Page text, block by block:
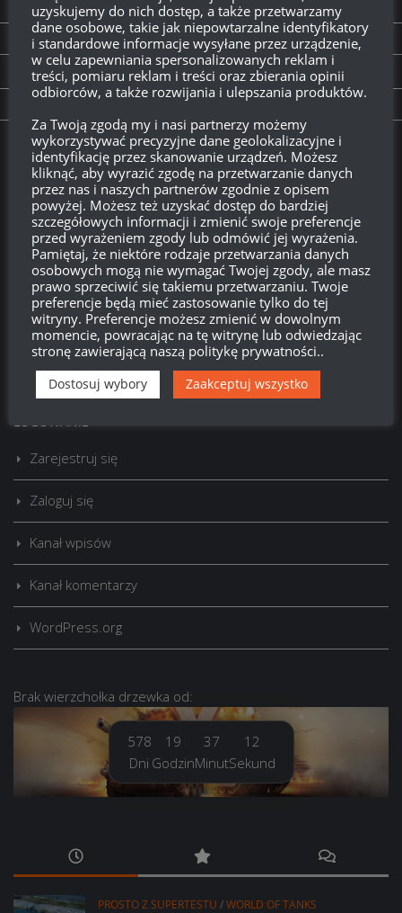
NEXT STORY
Chrysler K Grand Finals
PREVIOUS STORY
Czołgi Sci-fi w World of Tanks
Twitch.tv - Zurugula
Szukaj:
LOGOWANIE
Zarejestruj się
Zaloguj się
Kanał wpisów
Kanał komentarzy
WordPress.org
Brak wierzchołka drzewka od:
578
Dni
19
Godzin
37
Minut
12
Sekund
PROSTO Z SUPERTESTU /WORLD OF TANKS
uzyskujemy do nich dostęp, a także przetwarzamy
dane osobowe, takie jak niepowtarzalne identyfikatory
i standardowe informacje wysyłane przez urządzenie,
w celu zapewniania spersonalizowanych reklam i
treści, pomiaru reklam i treści oraz zbierania opinii
odbiorców, a także rozwijania i ulepszania produktów.
Za Twoją zgodą my i nasi partnerzy możemy
wykorzystywać precyzyjne dane geolokalizacyjne i
identyfikację przez skanowanie urządzeń. Możesz
kliknąć, aby wyrazić zgodę na przetwarzanie danych
przez nas i naszych partnerów zgodnie z opisem
powyżej. Możesz też uzyskać dostęp do bardziej
szczegółowych informacji i zmienić swoje preferencje
przed wyrażeniem zgody lub odmówić jej wyrażenia.
Pamiętaj, że niektóre rodzaje przetwarzania danych
osobowych mogą nie wymagać Twojej zgody, ale masz
prawo sprzeciwić się takiemu przetwarzaniu. Twoje
preferencje będą mieć zastosowanie tylko do tej
witryny. Preferencje możesz zmienić w dowolnym
momencie, powracając na tę witrynę lub odwiedzając
stronę zawierającą naszą politykę prywatności..
Dostosuj wybory Zaakceptuj wszystko